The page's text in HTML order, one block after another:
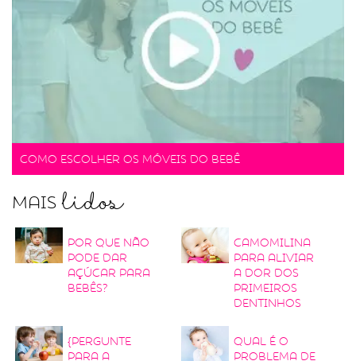
Como escolher os móveis do bebê
Maislidos
Por que não
pode dar
açúcar para
bebês?
Camomilina
para aliviar
a dor dos
primeiros
dentinhos
{Pergunte
para a
Qual é o
problema de